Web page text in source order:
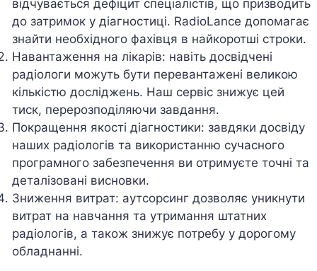
вiдчувається дефiцит спецiалiстiв, що призводить
до затримок у дiагностицi. RadioLance допомагає
знайти необхiдного фахiвця в найкоротшi строки.
Навантаження на лiкарiв: навiть досвiдченi
радiологи можуть бути перевантаженi великою
кiлькiстю дослiджень. Наш сервiс знижує цей
тиск, перерозподiляючи завдання.
Покращення якостi дiагностики: завдяки досвiду
наших радiологiв та використанню сучасного
програмного забезпечення ви отримуєте точнi та
деталiзованi висновки.
Зниження витрат: аутсорсинг дозволяє уникнути
витрат на навчання та утримання штатних
радiологiв, а також знижує потребу у дорогому
обладнаннi.